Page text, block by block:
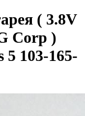
( 3.8V
Corp )
5 103-165-